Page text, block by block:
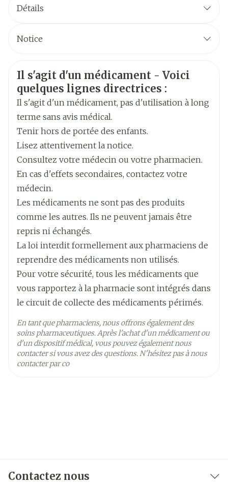
très fréquent (effets indésirables chez plus d'1
animal sur 10 animaux traités)
fréquent (entre 1 et 10 animaux sur 100 animaux
traités)
peu fréquent (entre 1 et 10 animaux sur 1 000
animaux traités)
rare (entre 1 et 10 animaux sur 10 000 animaux
traités)
très rare (moins d'un animal sur 10 000 animaux
traités, y compris les cas isolés).
MODE D'ADMINISTRATION
Détails
Largeur 63 mm
Longueur 109 mm
Profondeur 45 mm
Ingrédients
Actifs
ramipril
Préservation
Température ambiante (15°C -
25°C)
Notice
Néerlandais
Informations sur la sécurité
Il s'agit d'un médicament - Voici
quelques lignes directrices :
Il s'agit d'un médicament, pas d'utilisation à long
terme sans avis médical.
Tenir hors de portée des enfants.
Lisez attentivement la notice.
Consultez votre médecin ou votre pharmacien.
En cas d'effets secondaires, contactez votre
médecin.
Les médicaments ne sont pas des produits
comme les autres. Ils ne peuvent jamais être
repris ni échangés.
La loi interdit formellement aux pharmaciens de
reprendre des médicaments non utilisés.
Pour votre sécurité, tous les médicaments que
vous rapportez à la pharmacie sont intégrés dans
le circuit de collecte des médicaments périmés.
En tant que pharmaciens, nous offrons également des
soins pharmaceutiques. Après l'achat d'un médicament ou
d'un dispositif médical, vous pouvez également nous
contacter si vous avez des questions. N'hésitez pas à nous
contacter par co
Contactez nous